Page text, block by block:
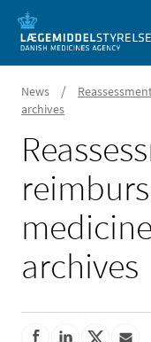
News /
archives
archives